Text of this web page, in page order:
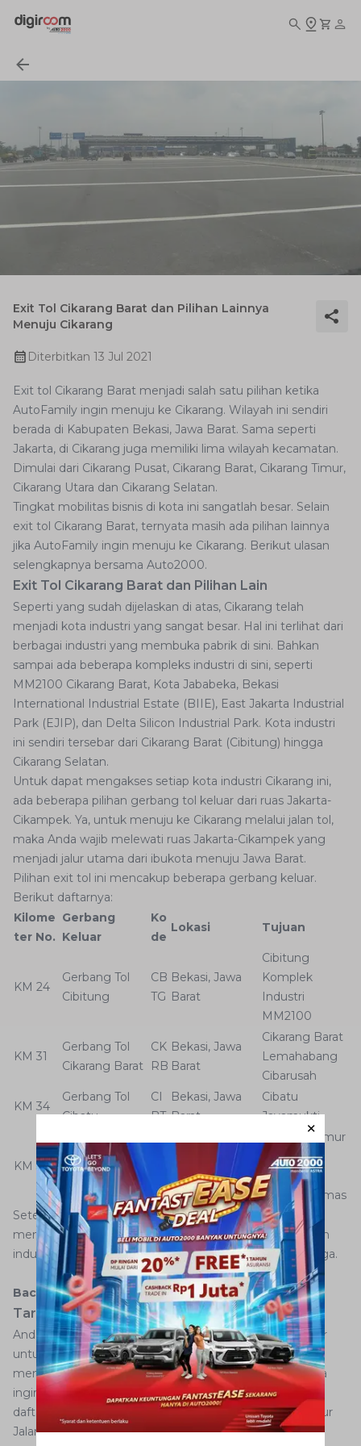
Exit Tol Cikarang Barat dan Pilihan Lainnya
Menuju Cikarang
Diterbitkan 13 Jul 2021
Exit tol Cikarang Barat menjadi salah satu pilihan ketika
AutoFamily ingin menuju ke Cikarang. Wilayah ini sendiri
berada di Kabupaten Bekasi, Jawa Barat. Sama seperti
Jakarta, di Cikarang juga memiliki lima wilayah kecamatan.
Dimulai dari Cikarang Pusat, Cikarang Barat, Cikarang Timur,
Cikarang Utara dan Cikarang Selatan.
Tingkat mobilitas bisnis di kota ini sangatlah besar. Selain
exit tol Cikarang Barat, ternyata masih ada pilihan lainnya
jika AutoFamily ingin menuju ke Cikarang. Berikut ulasan
selengkapnya bersama Auto2000.
Exit Tol Cikarang Barat dan Pilihan Lain
Seperti yang sudah dijelaskan di atas, Cikarang telah
menjadi kota industri yang sangat besar. Hal ini terlihat dari
berbagai industri yang membuka pabrik di sini. Bahkan
sampai ada beberapa kompleks industri di sini, seperti
MM2100 Cikarang Barat, Kota Jababeka, Bekasi
International Industrial Estate (BIIE), East Jakarta Industrial
Park (EJIP), dan Delta Silicon Industrial Park. Kota industri
ini sendiri tersebar dari Cikarang Barat (Cibitung) hingga
Cikarang Selatan.
Untuk dapat mengakses setiap kota industri Cikarang ini,
ada beberapa pilihan gerbang tol keluar dari ruas Jakarta-
Cikampek. Ya, untuk menuju ke Cikarang melalui jalan tol,
maka Anda wajib melewati ruas Jakarta-Cikampek yang
menjadi jalur utama dari ibukota menuju Jawa Barat.
Pilihan exit tol ini mencakup beberapa gerbang keluar.
Berikut daftarnya:
Kilome
ter No.
Gerbang
Keluar
Ko
de
Lokasi Tujuan
KM 24
Gerbang Tol
Cibitung
CB
TG
Bekasi, Jawa
Barat
Cibitung
Komplek
Industri
MM2100
KM 31
Gerbang Tol
Cikarang Barat
CK
RB
Bekasi, Jawa
Barat
Cikarang Barat
Lemahabang
Cibarusah
KM 34
Gerbang Tol
Cibatu
CI
BT
Bekasi, Jawa
Barat
Cibatu
Jayamukti
KM 37
Gerbang Tol
Cikarang Timur
Bekasi
Regency, Jawa
Barat
Cikarang Timur
Pasirranji
Sukamahi
Kota Deltamas
Setelah melewati wilayah Cikarang, maka Anda akan
menuju Karawang yang termasuk juga sebagai kawasan
industri besar. Bahkan terhitung menyamai Cikarang juga.
Baca Juga:Bagaimana Cara Cek Tilang Elektronik?
Tarif Tol Cikarang
Anda sudah mengetahui apa saja pilihan gerbang keluar
untuk menuju ke wilayah Cikarang. Sekarang waktunya
mengenal tarif tol Jakarta-Cikampek jika memang Anda
ingin keluar ke salah satu gerbang tol di atas. Berikut
daftarnya sesuai data dalam situs BPJT (Badan Pengatur
Jalan Tol):